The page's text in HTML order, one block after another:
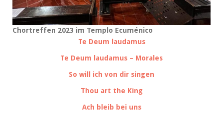
Chortreffen 2023 im Templo Ecuménico
Te Deum laudamus
Te Deum laudamus – Morales
So will ich von dir singen
Thou art the King
Ach bleib bei uns